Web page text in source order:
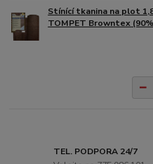
Stínící tkanina na plot
TOMPET Browntex
TEL. PODPORA 24/7